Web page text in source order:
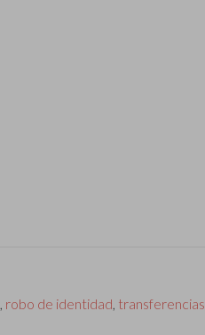
, robo de identidad, transferencias